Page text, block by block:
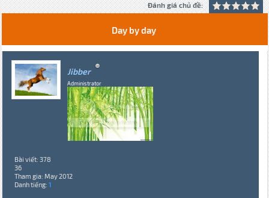
Đánh giá chủ đề:
Day by day
Jibber
Administrator
Bài viết: 378
36
Tham gia: May 2012
Danh tiếng: 1